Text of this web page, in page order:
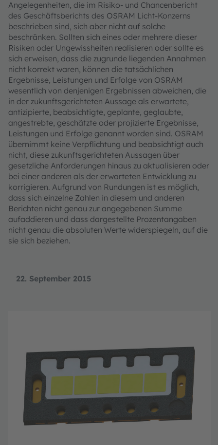
22. September 2015
Angelegenheiten, die im Risiko- und Chancenbericht
des Geschäftsberichts des OSRAM Licht-Konzerns
beschrieben sind, sich aber nicht auf solche
beschränken. Sollten sich eines oder mehrere dieser
Risiken oder Ungewissheiten realisieren oder sollte es
sich erweisen, dass die zugrunde liegenden Annahmen
nicht korrekt waren, können die tatsächlichen
Ergebnisse, Leistungen und Erfolge von OSRAM
wesentlich von denjenigen Ergebnissen abweichen, die
in der zukunftsgerichteten Aussage als erwartete,
antizipierte, beabsichtigte, geplante, geglaubte,
angestrebte, geschätzte oder projizierte Ergebnisse,
Leistungen und Erfolge genannt worden sind. OSRAM
übernimmt keine Verpflichtung und beabsichtigt auch
nicht, diese zukunftsgerichteten Aussagen über
gesetzliche Anforderungen hinaus zu aktualisieren oder
bei einer anderen als der erwarteten Entwicklung zu
korrigieren. Aufgrund von Rundungen ist es möglich,
dass sich einzelne Zahlen in diesem und anderen
Berichten nicht genau zur angegebenen Summe
aufaddieren und dass dargestellte Prozentangaben
nicht genau die absoluten Werte widerspiegeln, auf die
sie sich beziehen.